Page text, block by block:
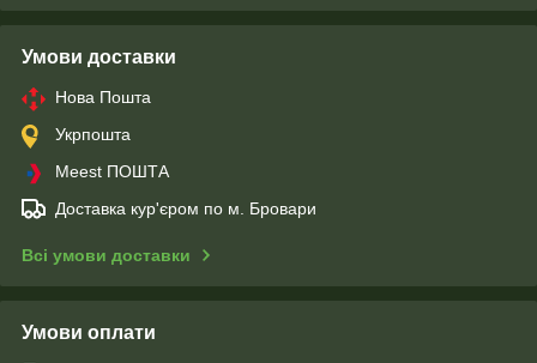
Умови доставки
Нова Пошта
Укрпошта
Meest ПОШТА
Доставка кур'єром по м. Бровари
Всі умови доставки
Умови оплати